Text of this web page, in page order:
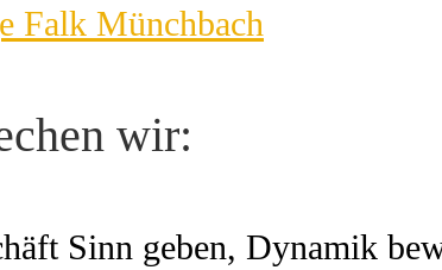
wir:
Sinn geben, Dynamik